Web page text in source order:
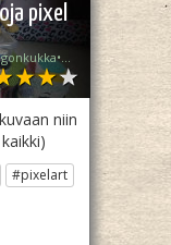
pixel
☆~🪷🌌•Auringonkukka•🌠💧~☆
niin
#pixelart